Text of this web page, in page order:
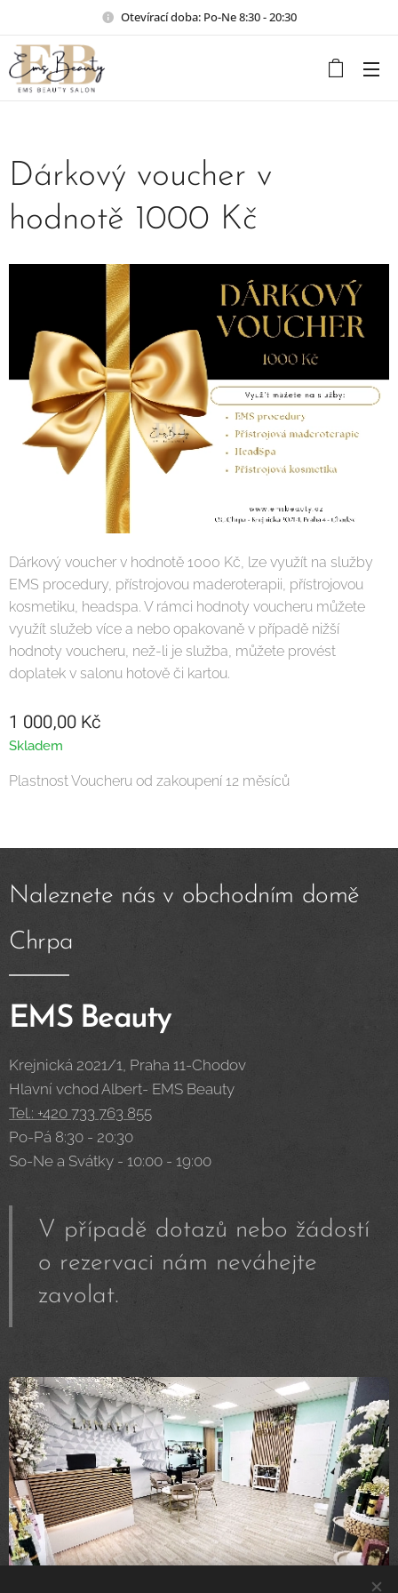
Otevírací doba: Po-Ne 8:30 - 20:30
Dárkový voucher v
hodnotě 1000 Kč
Dárkový voucher v hodnotě 1000 Kč, lze využít na služby
EMS procedury, přístrojovou maderoterapii, přístrojovou
kosmetiku, headspa. V rámci hodnoty voucheru můžete
využít služeb více a nebo opakovaně v případě nižší
hodnoty voucheru, než-li je služba, můžete provést
doplatek v salonu hotově či kartou.
1 000,00 Kč
Skladem
Plastnost Voucheru od zakoupení 12 měsíců
Naleznete nás v obchodním domě
Chrpa
EMS Beauty
Krejnická 2021/1, Praha 11-Chodov
Hlavní vchod Albert- EMS Beauty
Tel.: +420 733 763 855
Po-Pá 8:30 - 20:30
So-Ne a Svátky - 10:00 - 19:00
V případě dotazů nebo žádostí
o rezervaci nám neváhejte
zavolat.